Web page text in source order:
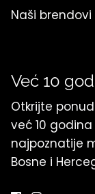
Naši brendovi
Već 10
Otkrijte
već 10
najpoznatije
Bosne i